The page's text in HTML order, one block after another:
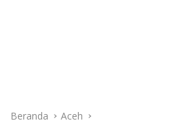
Beranda Aceh